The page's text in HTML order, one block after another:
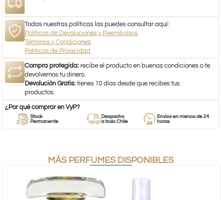
Todas nuestras políticas las puedes consultar aquí:
Políticas de Devoluciones y Reembolsos
Términos y Condiciones
Políticas de Privacidad
Compra protegida: recibe el producto en buenas condiciones o te
devolvemos tu dinero.
Devolución Gratis: tienes 10 días desde que recibes tus
productos.
¿Por qué comprar en VyP?
Stock
Permanente
Despacho
a todo Chile
Envíos en menos de 24
horas
MÁS PERFUMES DISPONIBLES